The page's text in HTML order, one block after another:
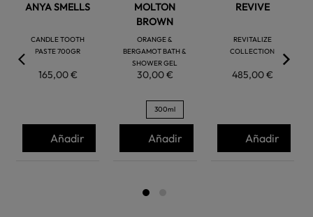
ANYA SMELLS
CANDLE TOOTH
PASTE 700GR
165,00 €
Añadir
MOLTON
BROWN
ORANGE &
BERGAMOT BATH &
SHOWER GEL
30,00 €
300ml
Añadir
REVIVE
REVITALIZE
COLLECTION
485,00 €
Añadir